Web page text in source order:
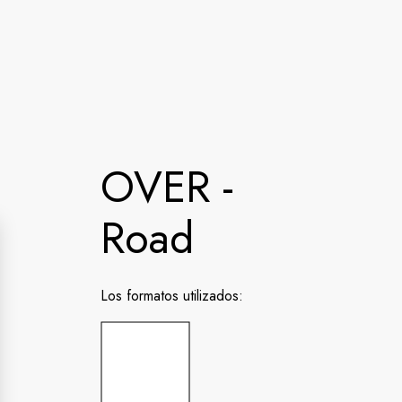
OVER -
Road
Los formatos utilizados: